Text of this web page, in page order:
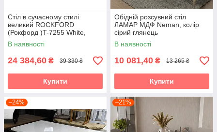
Стіл в сучасному стилі
великий ROCKFORD
(Рокфорд )T-7255 White,
Evrodim
В наявності
24 384,60 ₴ 39 330 ₴
Купити
Обідній розсувний стіл
ЛАМАР МДФ Neman, колір
сірий глянець
В наявності
10 081,40 ₴ 13 265 ₴
Купити
–24% –21%